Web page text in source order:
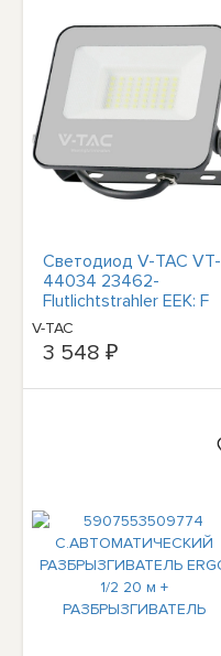
Светодиод V-TAC VT-
44034 23462-
Flutlichtstrahler EEK: F
(A - G) 30 Вт RGBW
V-TAC
3 548 ₽